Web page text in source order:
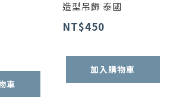
車
造型吊飾 泰國
NT$450
加入購物車